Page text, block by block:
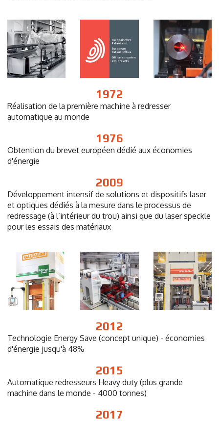
1972
Réalisation de la première machine à redresser
automatique au monde
1976
Obtention du brevet européen dédié aux économies
d'énergie
2009
Développement intensif de solutions et dispositifs laser
et optiques dédiés à la mesure dans le processus de
redressage (à l’intérieur du trou) ainsi que du laser speckle
pour les essais des matériaux
2012
Technologie Energy Save (concept unique) - économies
d'énergie jusqu'à 48%
2015
Automatique redresseurs Heavy duty (plus grande
machine dans le monde - 4000 tonnes)
2017